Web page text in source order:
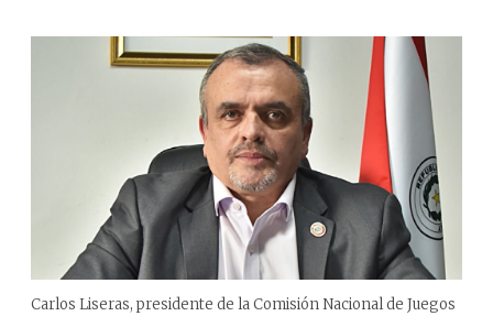
Carlos Liseras, presidente de la Comisión Nacional de Juegos